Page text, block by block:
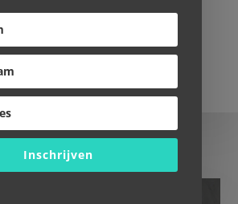
jaar je gaat brengen?
Inschrijven